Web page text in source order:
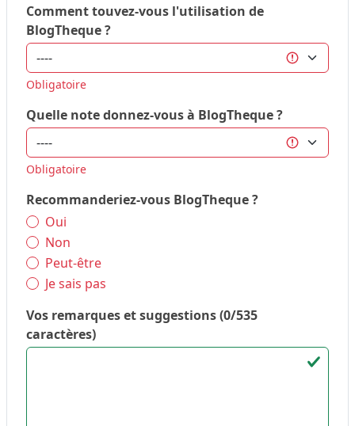
Comment touvez-vous l'utilisation de
BlogTheque ?
Obligatoire
Quelle note donnez-vous à BlogTheque ?
Obligatoire
Recommanderiez-vous BlogTheque ?
Oui
Non
Peut-être
Je sais pas
Vos remarques et suggestions (0/535
caractères)